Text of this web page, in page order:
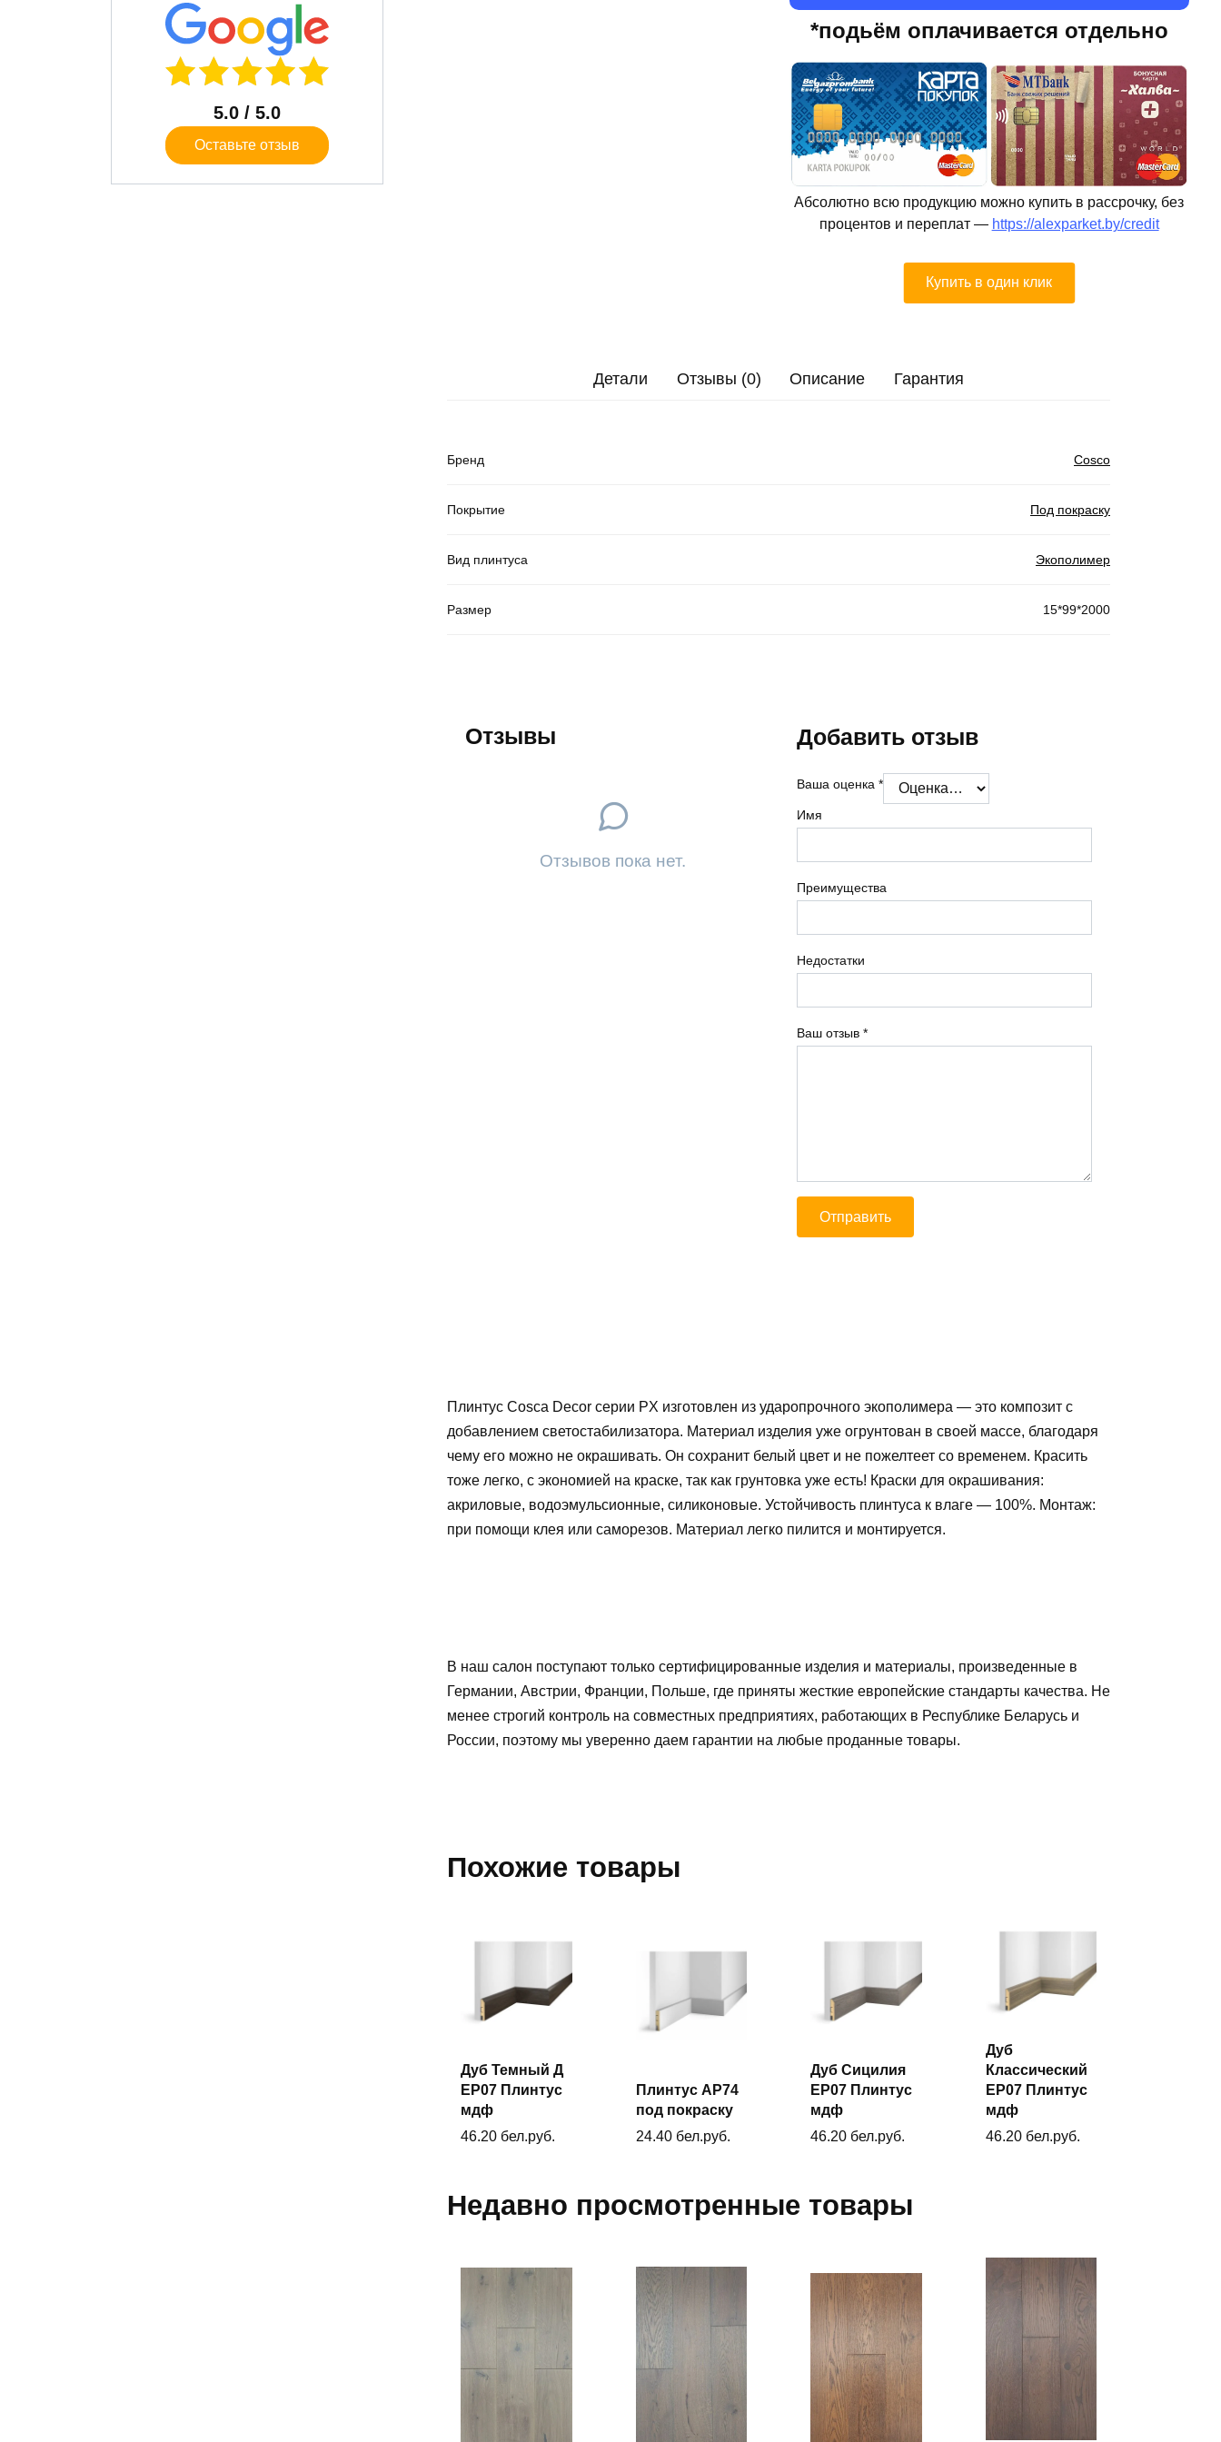
*подьём оплачивается отдельно
Абсолютно всю продукцию можно купить в рассрочку, без
процентов и переплат — https://alexparket.by/credit
Купить в один клик
Детали Отзывы (0) Описание Гарантия
Бренд Cosco
Покрытие Под покраску
Вид плинтуса Экополимер
Размер 15*99*2000
Отзывы
Отзывов пока нет.
Добавить отзыв
Ваша оценка *
Ваш отзыв *
Имя
Преимущества
Недостатки
Плинтус Cosca Decor серии PX изготовлен из ударопрочного экополимера — это композит с
добавлением светостабилизатора. Материал изделия уже огрунтован в своей массе, благодаря
чему его можно не окрашивать. Он сохранит белый цвет и не пожелтеет со временем. Красить
тоже легко, с экономией на краске, так как грунтовка уже есть! Краски для окрашивания:
акриловые, водоэмульсионные, силиконовые. Устойчивость плинтуса к влаге — 100%. Монтаж:
при помощи клея или саморезов. Материал легко пилится и монтируется.
В наш салон поступают только сертифицированные изделия и материалы, произведенные в
Германии, Австрии, Франции, Польше, где приняты жесткие европейские стандарты качества. Не
менее строгий контроль на совместных предприятиях, работающих в Республике Беларусь и
России, поэтому мы уверенно даем гарантии на любые проданные товары.
Похожие товары
корзину
Дуб Темный Д
ЕP07 Плинтус
мдф
46.20 бел.руб.
В
корзину
Плинтус AP74
под покраску
24.40 бел.руб.
корзину
Дуб Сицилия
ЕP07 Плинтус
мдф
46.20 бел.руб.
В
корзину
Дуб
Классический
ЕP07 Плинтус
мдф
46.20 бел.руб.
Недавно просмотренные товары
5.0 / 5.0
Оставьте отзыв